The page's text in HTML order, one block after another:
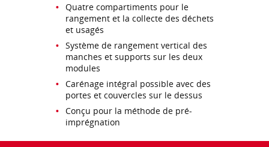
Quatre compartiments pour le
rangement et la collecte des déchets
et usagés
Système de rangement vertical des
manches et supports sur les deux
modules
Carénage intégral possible avec des
portes et couvercles sur le dessus
Conçu pour la méthode de pré-
imprégnation